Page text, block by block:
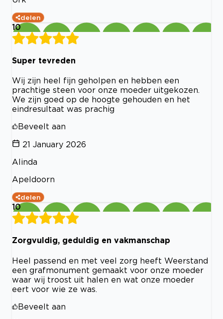
delen
10
Super tevreden
Wij zijn heel fijn geholpen en hebben een
prachtige steen voor onze moeder uitgekozen.
We zijn goed op de hoogte gehouden en het
eindresultaat was prachig
Beveelt aan
21 January 2026
Alinda
Apeldoorn
delen
10
Zorgvuldig, geduldig en vakmanschap
Heel passend en met veel zorg heeft Weerstand
een grafmonument gemaakt voor onze moeder
waar wij troost uit halen en wat onze moeder
eert voor wie ze was.
Beveelt aan